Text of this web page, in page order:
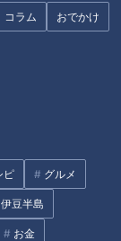
コラム おでかけ
ピ グルメ
伊豆半島
お金
ポート！